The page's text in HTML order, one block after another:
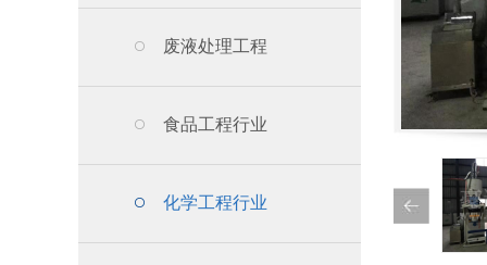
废液处理工程
食品工程行业
化学工程行业